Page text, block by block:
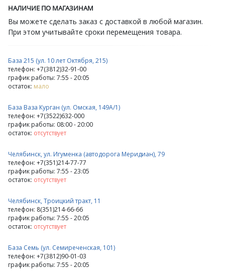
НАЛИЧИЕ ПО МАГАЗИНАМ
Вы можете сделать заказ с доставкой в любой магазин.
При этом учитывайте сроки перемещения товара.
База 215 (ул. 10 лет Октября, 215)
телефон: +7(3812)32-91-00
график работы: 7:55 - 20:05
остаток: мало
База Ваза Курган (ул. Омская, 149А/1)
телефон: +7(3522)632-000
график работы: 08:00 - 20:00
остаток: отсутствует
Челябинск, ул. Игуменка (автодорога Меридиан), 79
телефон: +7(351)214-77-77
график работы: 7:55 - 23:05
остаток: отсутствует
Челябинск, Троицкий тракт, 11
телефон: 8(351)214-66-66
график работы: 7:55 - 20:05
остаток: отсутствует
База Семь (ул. Семиреченская, 101)
телефон: +7(3812)90-01-03
график работы: 7:55 - 20:05